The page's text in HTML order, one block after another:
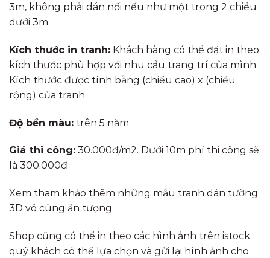
3m, không phải dán nối nếu như một trong 2 chiều
dưới 3m.
Kích thước in tranh: Khách hàng có thể đặt in theo
kích thước phù hợp với nhu cầu trang trí của mình.
Kích thước được tính bằng (chiều cao) x (chiều
rộng) của tranh.
Độ bền màu: trên 5 năm
Giá thi công: 30.000đ/m2. Dưới 10m phí thi công sẽ
là 300.000đ
Xem tham khảo thêm những mẫu tranh dán tường
3D vô cùng ấn tượng
Shop cũng có thể in theo các hình ảnh trên istock
quý khách có thể lựa chọn và gửi lại hình ảnh cho